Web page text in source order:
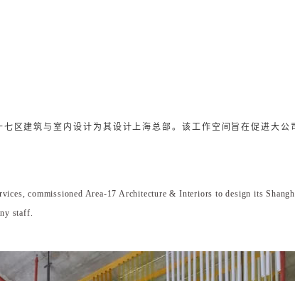
区建筑与室内设计为其设计上海总部。该工作空间旨在促进大公
commissioned Area-17 Architecture & Interiors to design its
staff.